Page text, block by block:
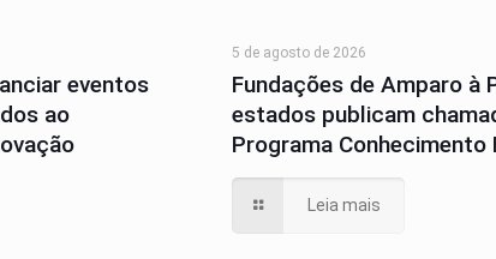
eventos
ao
5 de agosto de 2026
Fundações de Amparo à
estados publicam
Programa Conhecimento
Leia mais